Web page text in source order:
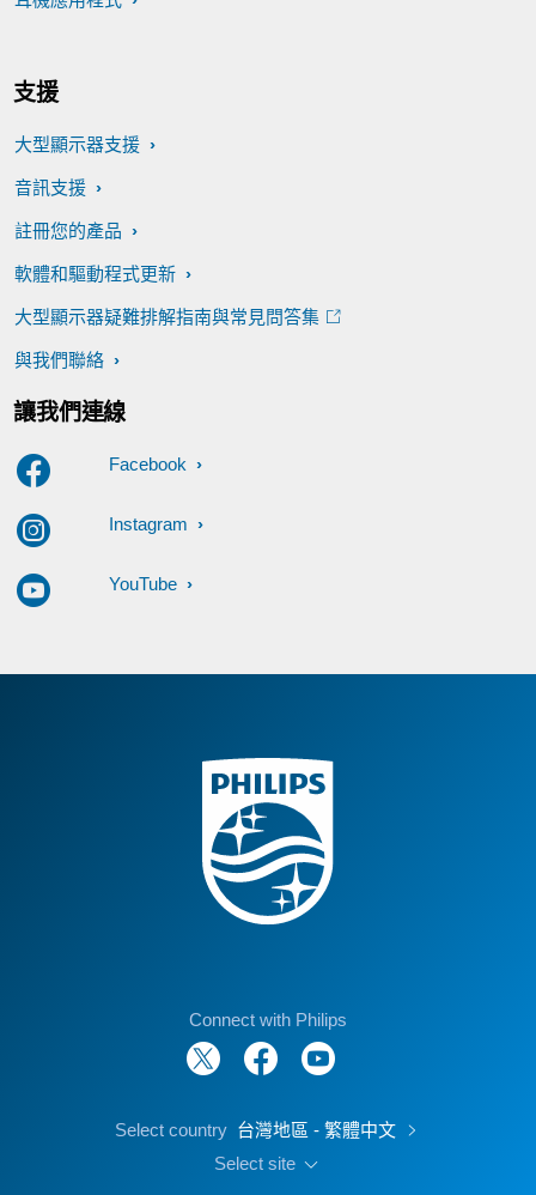
支援
大型顯示器支援
音訊支援
註冊您的產品
軟體和驅動程式更新
大型顯示器疑難排解指南與常見問答集
與我們聯絡
讓我們連線
Facebook
Instagram
YouTube
Connect with Philips
Select country 台灣地區 - 繁體中文
Select site